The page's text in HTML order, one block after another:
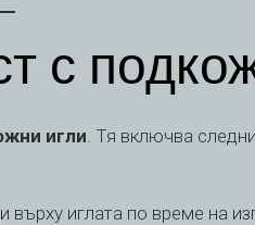
с
игли. Тя включва
върху иглата по време на